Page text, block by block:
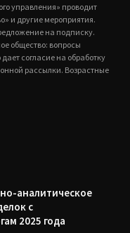
управления» проводит
и другие мероприятия.
на подписку.
общество: вопросы
согласие на обработку
рассылки. Возрастные
аналитическое
с
2025 года